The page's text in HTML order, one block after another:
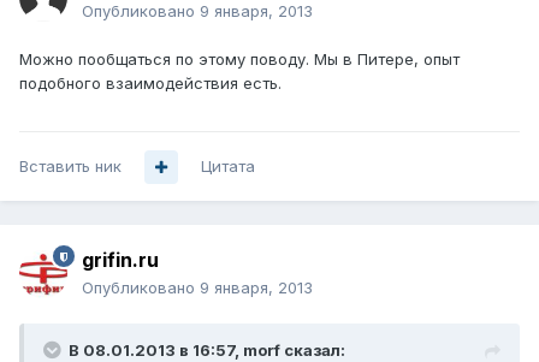
Опубликовано 9 января, 2013
Можно пообщаться по этому поводу. Мы в Питере, опыт
подобного взаимодействия есть.
Вставить ник Цитата
grifin.ru
Опубликовано 9 января, 2013
В 08.01.2013 в 16:57, morf сказал: